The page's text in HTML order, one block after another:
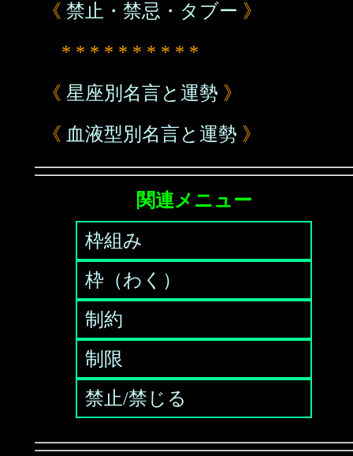
《 禁止・禁忌・タブー 》
* * * * * * * * * *
《 星座別名言と運勢 》
《 血液型別名言と運勢 》
関連メニュー
枠組み
枠（わく）
制約
制限
禁止/禁じる